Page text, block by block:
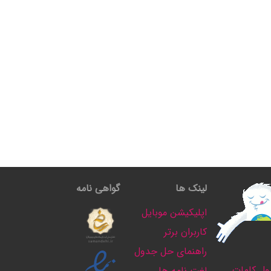
لینک ها
اپلیکیشن موبایل
کاربران برتر
راهنمای حل جدول
گواهی نامه